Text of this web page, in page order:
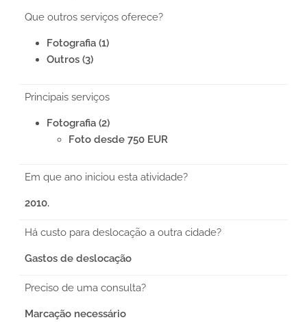
Que outros serviços oferece?
Fotografia (1)
Outros (3)
Principais serviços
Fotografia (2)
Foto desde 750 EUR
Em que ano iniciou esta atividade?
2010.
Há custo para deslocação a outra cidade?
Gastos de deslocação
Preciso de uma consulta?
Marcação necessário